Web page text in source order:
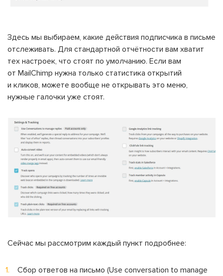
Здесь мы выбираем, какие действия подписчика в письме
отслеживать. Для стандартной отчётности вам хватит
тех настроек, что стоят по умолчанию. Если вам
от MailChimp нужна только статистика открытий
и кликов, можете вообще не открывать это меню,
нужные галочки уже стоят.
Сейчас мы рассмотрим каждый пункт подробнее:
Сбор ответов на письмо (Use conversation to manage